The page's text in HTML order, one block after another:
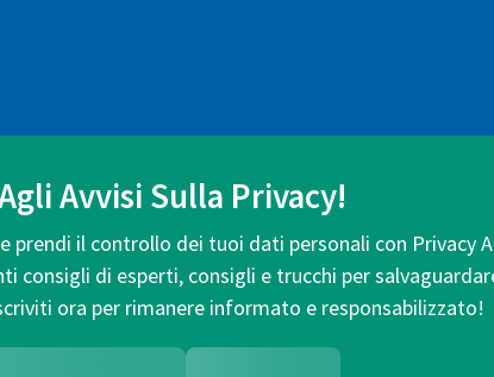
Avvisi Sulla Privacy!
prendi il controllo dei tuoi dati personali con Privacy
consigli di esperti, consigli e trucchi per
ora per rimanere informato e responsabilizzato!